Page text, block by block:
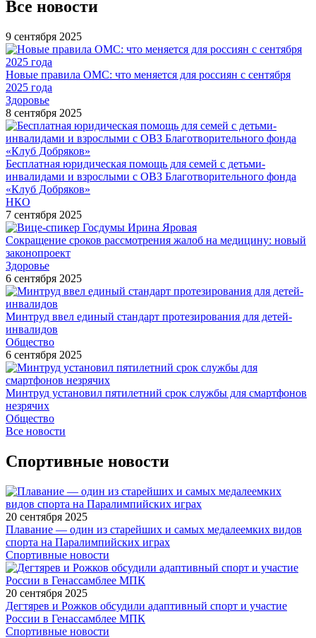
Все новости
9 сентября 2025
Новые правила ОМС: что меняется для россиян с сентября
2025 года
Здоровье
8 сентября 2025
Бесплатная юридическая помощь для семей с детьми-
инвалидами и взрослыми с ОВЗ Благотворительного фонда
«Клуб Добряков»
НКО
7 сентября 2025
Сокращение сроков рассмотрения жалоб на медицину: новый
законопроект
Здоровье
6 сентября 2025
Минтруд ввел единый стандарт протезирования для детей-
инвалидов
Общество
6 сентября 2025
Минтруд установил пятилетний срок службы для смартфонов
незрячих
Общество
Все новости
Спортивные новости
20 сентября 2025
Плавание — один из старейших и самых медалеемких видов
спорта на Паралимпийских играх
Спортивные новости
20 сентября 2025
Дегтярев и Рожков обсудили адаптивный спорт и участие
России в Генассамблее МПК
Спортивные новости